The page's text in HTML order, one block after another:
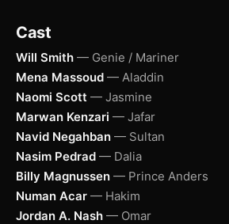
Cast
Will Smith — Genie / Mariner
Mena Massoud — Aladdin
Naomi Scott — Jasmine
Marwan Kenzari — Jafar
Navid Negahban — Sultan
Nasim Pedrad — Dalia
Billy Magnussen — Prince Anders
Numan Acar — Hakim
Jordan A. Nash — Omar